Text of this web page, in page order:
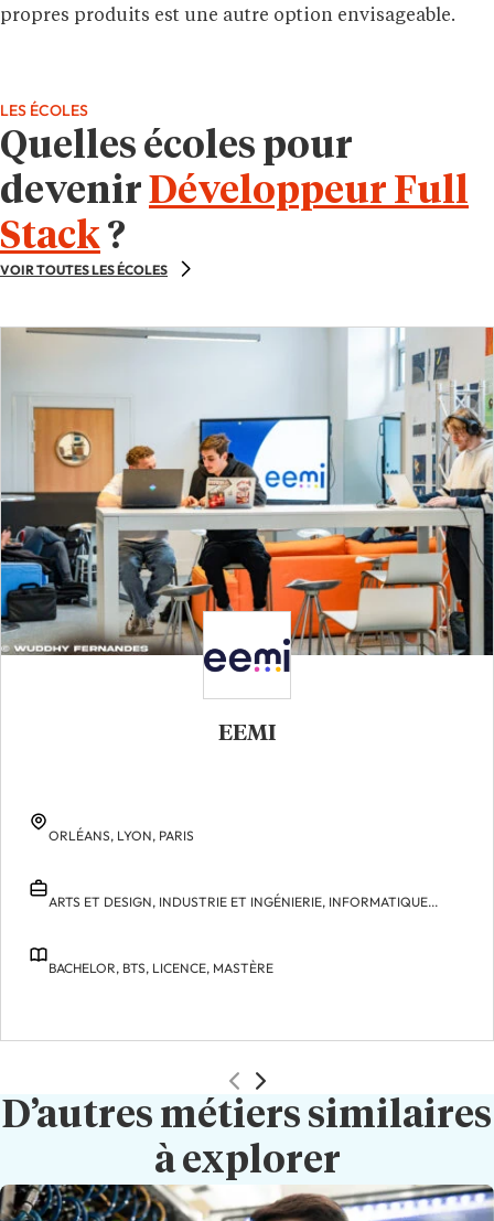
propres produits est une autre option envisageable.
LES ÉCOLES
Quelles écoles pour
devenir Développeur Full
Stack ?
VOIR TOUTES LES ÉCOLES
EEMI
ORLÉANS, LYON, PARIS
ARTS ET DESIGN, INDUSTRIE ET INGÉNIERIE, INFORMATIQUE...
BACHELOR, BTS, LICENCE, MASTÈRE
D’autres métiers similaires
à explorer